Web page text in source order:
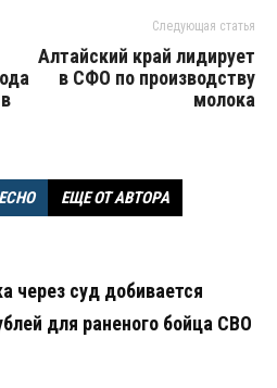
Следующая статья
Алтайский край лидирует
в СФО по производству
молока
ЕЩЕ ОТ АВТОРА
через суд добивается
для раненого бойца СВО